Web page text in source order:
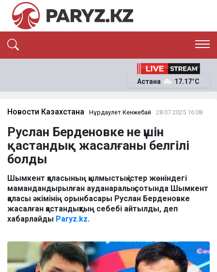
ЭКОНОМИКА
ОҚИҒА
News
Астана 17.17°C
Новости Казахстана Нұрдаулет Кенжебай 28.07.2025 16:08
Руслан Берденовке не үшін
қастандық жасалғаны белгілі
болды
Шымкент қаласының қылмыстық істер жөніндегі
мамандандырылған ауданаралық сотында Шымкент
қаласы әкімінің орынбасары Руслан Берденовке
жасалған қастандықтың себебі айтылды, деп
хабарлайды Paryz.kz.